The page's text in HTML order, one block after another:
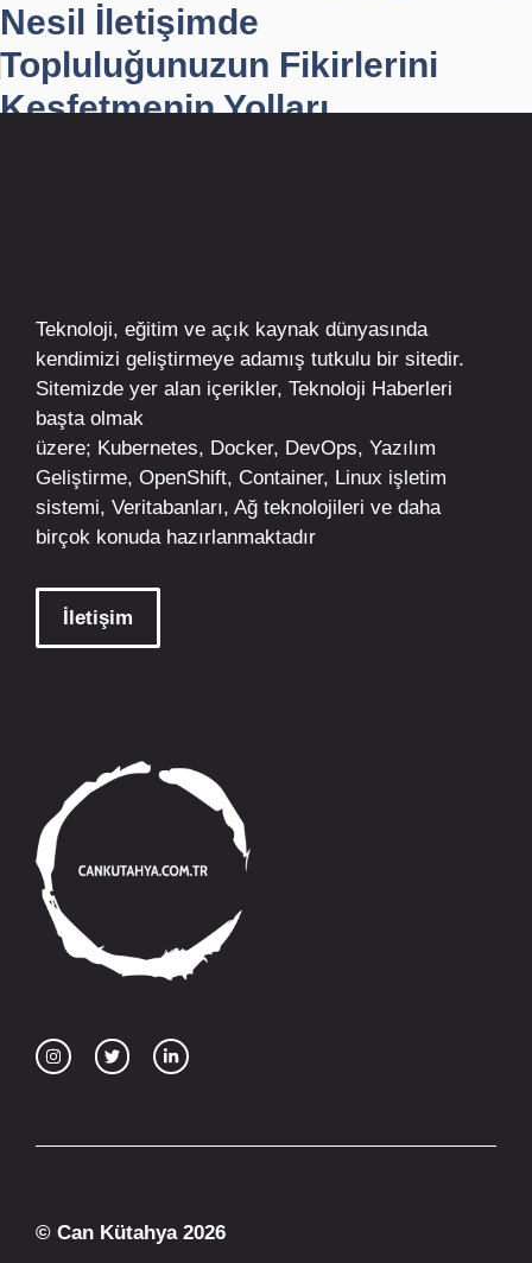
Nesil İletişimde
Topluluğunuzun Fikirlerini
Keşfetmenin Yolları
Teknoloji, eğitim ve açık kaynak dünyasında
kendimizi geliştirmeye adamış tutkulu bir sitedir.
Sitemizde yer alan içerikler, Teknoloji Haberleri
başta olmak
üzere; Kubernetes, Docker, DevOps, Yazılım
Geliştirme, OpenShift, Container, Linux işletim
sistemi, Veritabanları, Ağ teknolojileri ve daha
birçok konuda hazırlanmaktadır
İletişim
© Can Kütahya 2026